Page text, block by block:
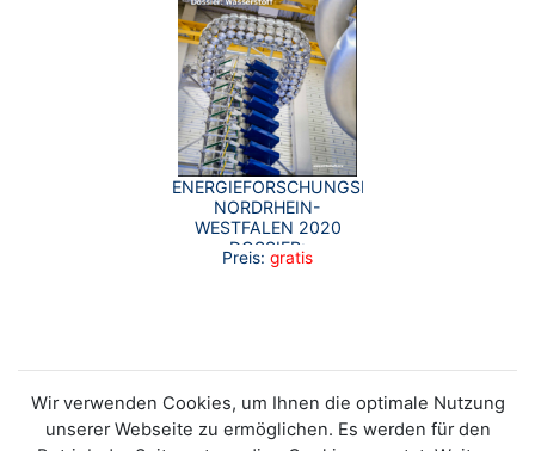
ENERGIEFORSCHUNGSBERICHT
NORDRHEIN-
WESTFALEN 2020
DOSSIER:
WASSERSTOFF
Preis: gratis
Wir verwenden Cookies, um Ihnen die optimale Nutzung
unserer Webseite zu ermöglichen. Es werden für den